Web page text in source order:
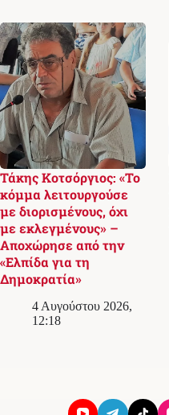
Τάκης Κοτσόργιος: «Το
κόμμα λειτουργούσε
με διορισμένους, όχι
με εκλεγμένους» –
Αποχώρησε από την
«Ελπίδα για τη
Δημοκρατία»
4 Αυγούστου 2026,
12:18